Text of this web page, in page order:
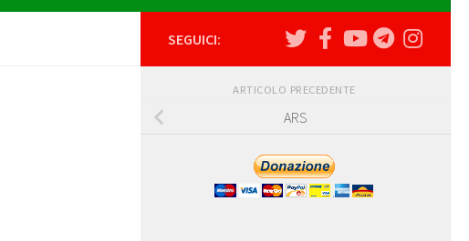
SEGUICI:
ARTICOLO PRECEDENTE
ARS